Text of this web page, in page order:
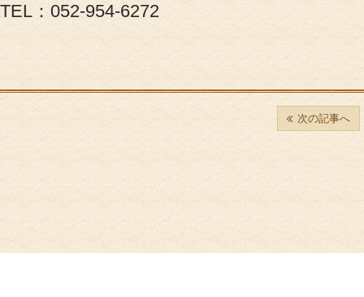
TEL：052-954-6272
次の記事へ